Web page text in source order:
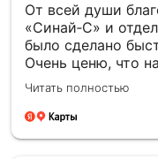
От всей души
«Синай‑С» и
было сделано
Очень ценю, что
фото- и
и спокойствие.
успели
Читать полностью